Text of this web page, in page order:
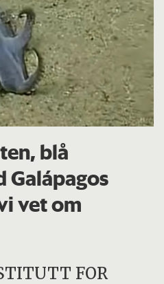
blå
Galápagos
vet om
FOR